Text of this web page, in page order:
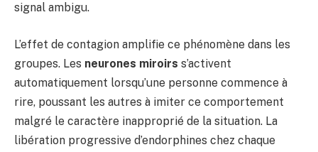
signal ambigu.
L’effet de contagion amplifie ce phénomène dans les
groupes. Les neurones miroirs s’activent
automatiquement lorsqu’une personne commence à
rire, poussant les autres à imiter ce comportement
malgré le caractère inapproprié de la situation. La
libération progressive d’endorphines chez chaque